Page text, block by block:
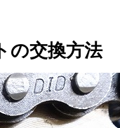
の交換方法